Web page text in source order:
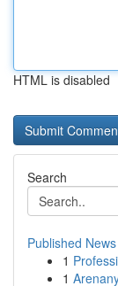
HTML is disabled
Search
Published News
1
1